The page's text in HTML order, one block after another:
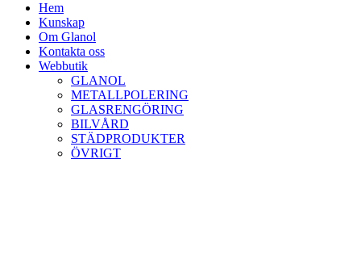
Hem
Kunskap
Om Glanol
Kontakta oss
Webbutik
GLANOL
METALLPOLERING
GLASRENGÖRING
BILVÅRD
STÄDPRODUKTER
ÖVRIGT